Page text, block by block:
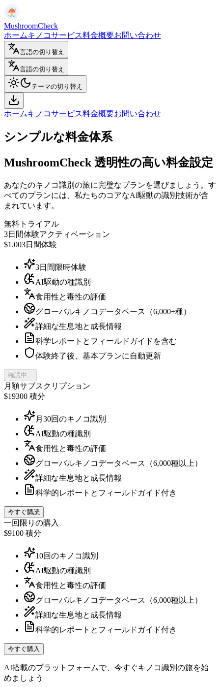
MushroomCheck
ホームキノコサービス料金概要お問い合わせ
言語の切り替え
言語の切り替え
テーマの切り替え
ホームキノコサービス料金概要お問い合わせ
シンプルな料金体系
MushroomCheck 透明性の高い料金設定
あなたのキノコ識別の旅に完璧なプランを選びましょう。す
べてのプランには、私たちのコアなAI駆動の識別技術が含
まれています。
無料トライアル
3日間体験アクティベーション
$1.003日間体験
3日間限時体験
AI駆動の種識別
食用性と毒性の評価
グローバルキノコデータベース（6,000+種）
詳細な生息地と成長情報
科学レポートとフィールドガイドを含む
体験終了後、基本プランに自動更新
確認中...
月額サブスクリプション
$19300 積分
月30回のキノコ識別
AI駆動の種識別
食用性と毒性の評価
グローバルキノコデータベース（6,000種以上）
詳細な生息地と成長情報
科学的レポートとフィールドガイド付き
今すぐ購読
一回限りの購入
$9100 積分
10回のキノコ識別
AI駆動の種識別
食用性と毒性の評価
グローバルキノコデータベース（6,000種以上）
詳細な生息地と成長情報
科学的レポートとフィールドガイド付き
今すぐ購入
AI搭載のプラットフォームで、今すぐキノコ識別の旅を始
めましょう